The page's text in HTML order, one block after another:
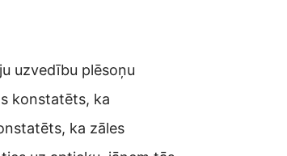
uzvedību plēsoņu
konstatēts, ka
ka zāles